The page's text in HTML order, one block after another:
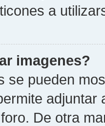
a
imagenes?
se pueden
De otra